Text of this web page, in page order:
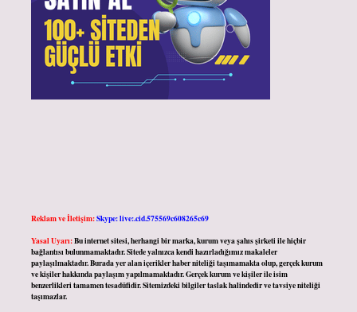
Reklam ve İletişim:Skype: live:.cid.575569c608265c69
Yasal Uyarı:Bu internet sitesi, herhangi bir marka, kurum veya şahıs şirketi ile hiçbir
bağlantısı bulunmamaktadır. Sitede yalnızca kendi hazırladığımız makaleler
paylaşılmaktadır. Burada yer alan içerikler haber niteliği taşımamakta olup, gerçek kurum
ve kişiler hakkında paylaşım yapılmamaktadır. Gerçek kurum ve kişiler ile isim
benzerlikleri tamamen tesadüfidir. Sitemizdeki bilgiler taslak halindedir ve tavsiye niteliği
taşımazlar.